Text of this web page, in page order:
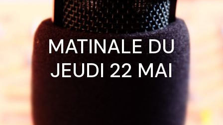
MATINALE DU
JEUDI 22 MAI